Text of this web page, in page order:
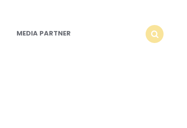
MEDIA PARTNER